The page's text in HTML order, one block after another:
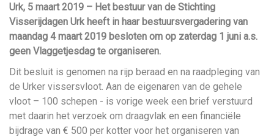
Urk, 5 maart 2019 – Het bestuur van de Stichting
Visserijdagen Urk heeft in haar bestuursvergadering van
maandag 4 maart 2019 besloten om op zaterdag 1 juni a.s.
geen Vlaggetjesdag te organiseren.
Dit besluit is genomen na rijp beraad en na raadpleging van
de Urker vissersvloot. Aan de eigenaren van de gehele
vloot – 100 schepen - is vorige week een brief verstuurd
met daarin het verzoek om draagvlak en een financiële
bijdrage van € 500 per kotter voor het organiseren van